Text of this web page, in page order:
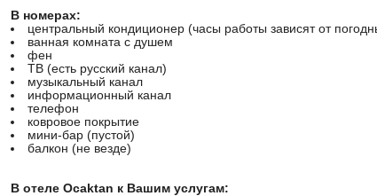
В номерах:
центральный кондиционер (часы работы зависят от
ванная комната с душем
фен
ТВ (есть русский канал)
музыкальный канал
информационный канал
телефон
ковровое покрытие
мини-бар (пустой)
балкон (не везде)
В отеле Ocaktan к Вашим услугам: